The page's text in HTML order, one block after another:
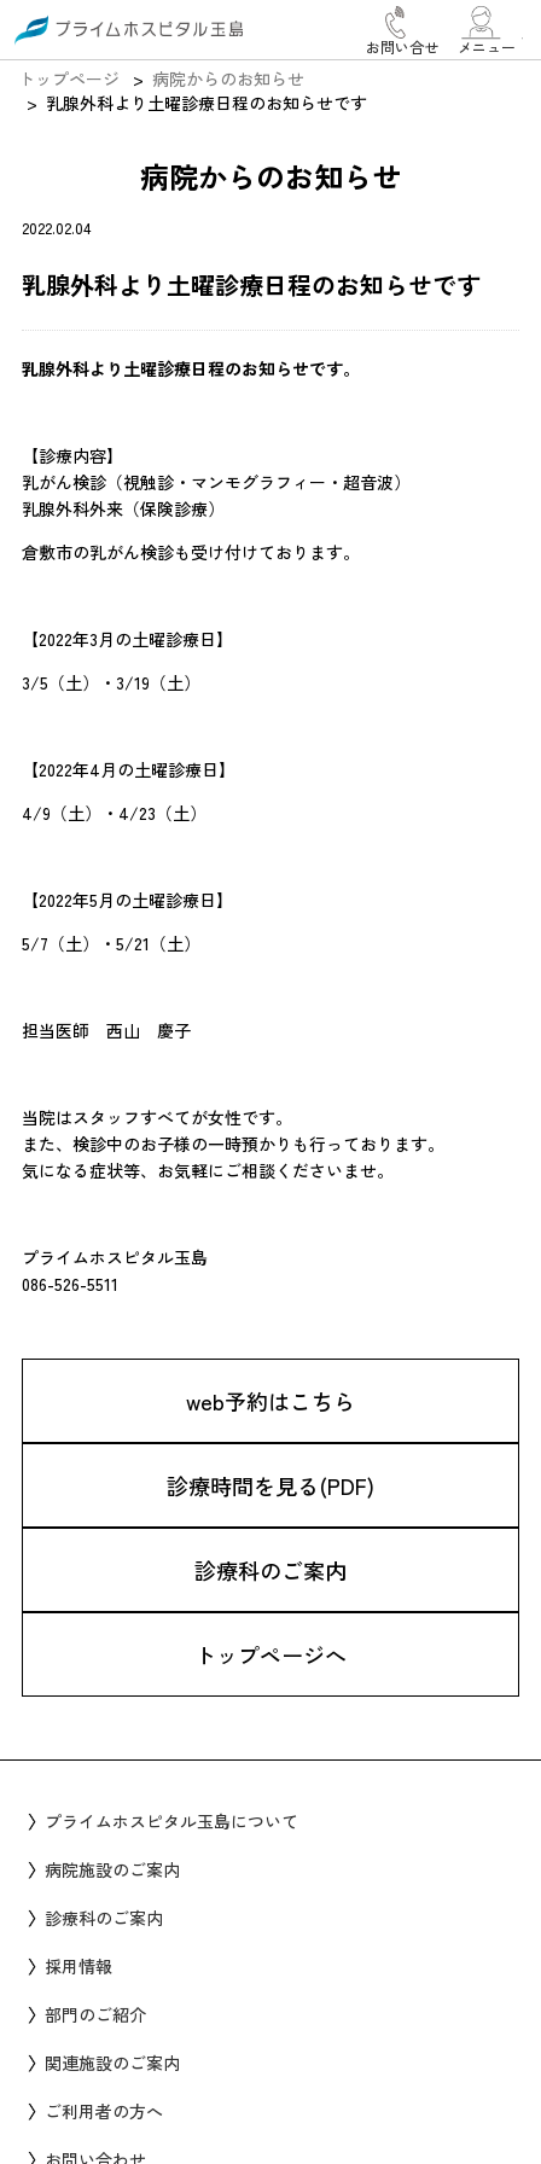
メニュー
お問い合せ
トップページ
病院からのお知らせ
乳腺外科より土曜診療日程のお知らせです
病院からのお知らせ
2022.02.04
乳腺外科より土曜診療日程のお知らせです
乳腺外科より土曜診療日程のお知らせです。
【診療内容】
乳がん検診（視触診・マンモグラフィー・超音波）
乳腺外科外来（保険診療）
倉敷市の乳がん検診も受け付けております。
【2022年3月の土曜診療日】
3/5（土）・3/19（土）
【2022年4月の土曜診療日】
4/9（土）・4/23（土）
【2022年5月の土曜診療日】
5/7（土）・5/21（土）
担当医師 西山 慶子
当院はスタッフすべてが女性です。
また、検診中のお子様の一時預かりも行っております。
気になる症状等、お気軽にご相談くださいませ。
プライムホスピタル玉島
086-526-5511
web予約はこちら
診療時間を見る(PDF)
診療科のご案内
トップページへ
プライムホスピタル玉島について
病院施設のご案内
診療科のご案内
採用情報
部門のご紹介
関連施設のご案内
ご利用者の方へ
お問い合わせ